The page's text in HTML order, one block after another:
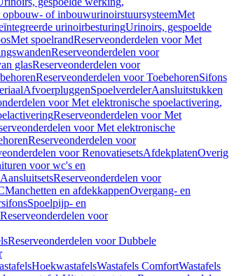
of inbouwurinoirstuursysteemMet
urinoirbesturingUrinoirs, gespoelde
Met spoelrandReserveonderdelen voor Met
Reserveonderdelen voor
glasReserveonderdelen voor
Reserveonderdelen voor ToebehorenSifons
AfvoerpluggenSpoelverdelerAansluitstukken
voor Met elektronische spoelactivering,
Reserveonderdelen voor Met
voor Met elektronische
Reserveonderdelen voor
voor RenovatiesetsAfdekplatenOverig
voor wc's en
AansluitsetsReserveonderdelen voor
Manchetten en afdekkappenOvergang- en
Spoelpijp- en
Reserveonderdelen voor
Reserveonderdelen voor Dubbele
HoekwastafelsWastafels ComfortWastafels